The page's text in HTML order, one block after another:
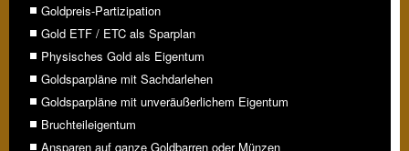
Goldpreis-Partizipation
Gold ETF / ETC als Sparplan
Physisches Gold als Eigentum
Goldsparpläne mit Sachdarlehen
Goldsparpläne mit unveräußerlichem Eigentum
Bruchteileigentum
Ansparen auf ganze Goldbarren oder Münzen